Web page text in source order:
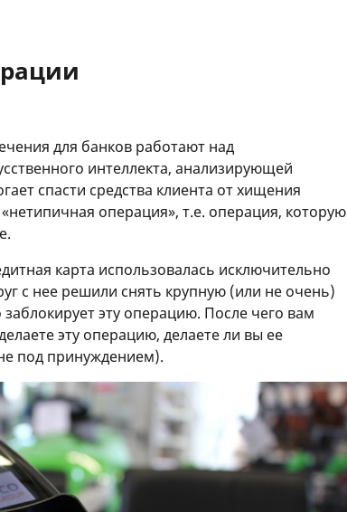
для банков работают над
интеллекта, анализирующей
спасти средства клиента от хищения
операция», т.е. операция, которую
карта использовалась исключительно
с нее решили снять крупную (или не очень)
эту операцию. После чего вам
эту операцию, делаете ли вы ее
под принуждением).